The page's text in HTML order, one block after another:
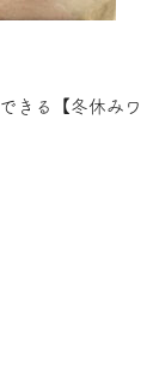
きる【冬休みワ